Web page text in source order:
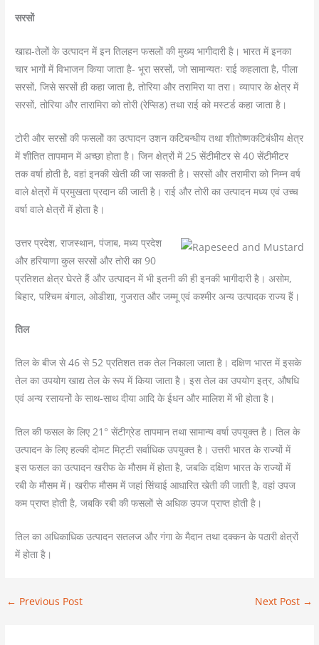
सरसों
खाद्य-तेलों के उत्पादन में इन तिलहन फसलों की मुख्य भागीदारी है। भारत में इनका
चार भागों में विभाजन किया जाता है- भूरा सरसों, जो सामान्यतः राई कहलाता है, पीला
सरसों, जिसे सरसों ही कहा जाता है, तोरिया और तरामिरा या तरा। व्यापार के क्षेत्र में
सरसों, तोरिया और तारामिरा को तोरी (रेप्सिड) तथा राई को मस्टर्ड कहा जाता है।
टोरी और सरसों की फसलों का उत्पादन उशन कटिबन्धीय तथा शीतोष्णकटिबंधीय क्षेत्र
में शीतित तापमान में अच्छा होता है। जिन क्षेत्रों में 25 सेंटीमीटर से 40 सेंटीमीटर
तक वर्षा होती है, वहां इनकी खेती की जा सकती है। सरसों और तरामीरा को निम्न वर्ष
वाले क्षेत्रों में प्रमुखता प्रदान की जाती है। राई और तोरी का उत्पादन मध्य एवं उच्च
वर्षा वाले क्षेत्रों में होता है।
उत्तर प्रदेश, राजस्थान, पंजाब, मध्य प्रदेश
और हरियाणा कुल सरसों और तोरी का 90
प्रतिशत क्षेत्र घेरते हैं और उत्पादन में भी इतनी की ही इनकी भागीदारी है। असोम,
बिहार, पश्चिम बंगाल, ओडीशा, गुजरात और जम्मू एवं कश्मीर अन्य उत्पादक राज्य हैं।
तिल
तिल के बीज से 46 से 52 प्रतिशत तक तेल निकाला जाता है। दक्षिण भारत में इसके
तेल का उपयोग खाद्य तेल के रूप में किया जाता है। इस तेल का उपयोग इत्र, औषधि
एवं अन्य रसायनों के साथ-साथ दीया आदि के ईधन और मालिश में भी होता है।
तिल की फसल के लिए 21° सेंटीग्रेड तापमान तथा सामान्य वर्षा उपयुक्त है। तिल के
उत्पादन के लिए हल्की दोमट मिट्टी सर्वाधिक उपयुक्त है। उत्तरी भारत के राज्यों में
इस फसल का उत्पादन खरीफ के मौसम में होता है, जबकि दक्षिण भारत के राज्यों में
रबी के मौसम में। खरीफ मौसम में जहां सिंचाई आधारित खेती की जाती है, वहां उपज
कम प्राप्त होती है, जबकि रबी की फसलों से अधिक उपज प्राप्त होती है।
तिल का अधिकाधिक उत्पादन सतलज और गंगा के मैदान तथा दक्कन के पठारी क्षेत्रों
में होता है।
← Previous Post Next Post →